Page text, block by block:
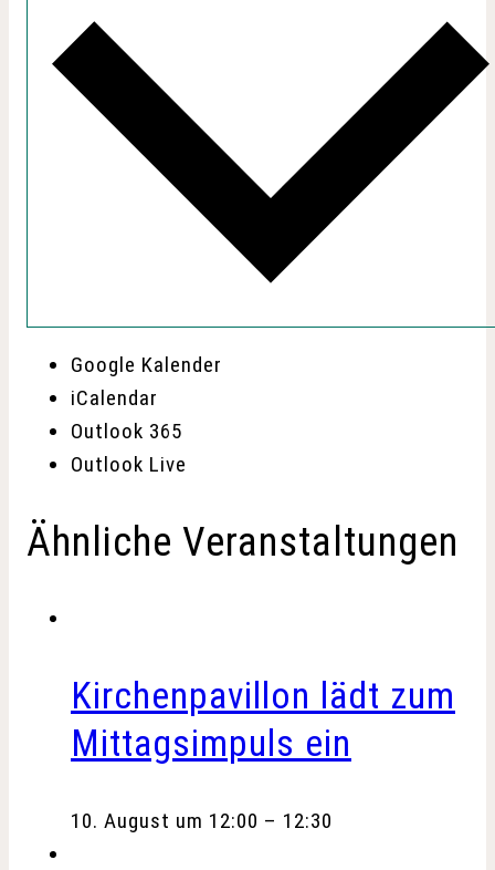
Google Kalender
iCalendar
Outlook 365
Outlook Live
Ähnliche Veranstaltungen
Kirchenpavillon lädt zum
Mittagsimpuls ein
10. August um 12:00 – 12:30